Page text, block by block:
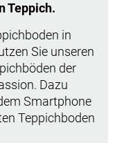
Teppich.
in
Sie unseren
der
Dazu
Smartphone
Teppichboden